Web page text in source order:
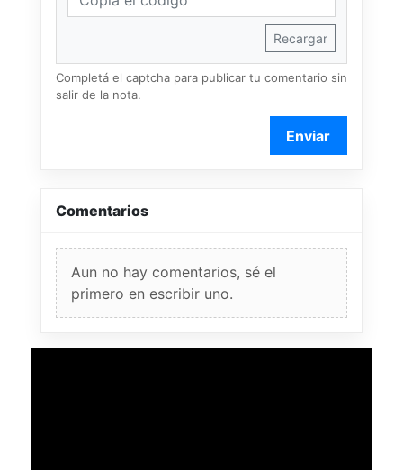
Recargar
Completá el captcha para publicar tu comentario sin
salir de la nota.
Enviar
Comentarios
Aun no hay comentarios, sé el
primero en escribir uno.